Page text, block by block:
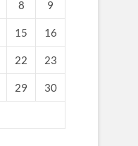
8 9
15 16
22 23
29 30